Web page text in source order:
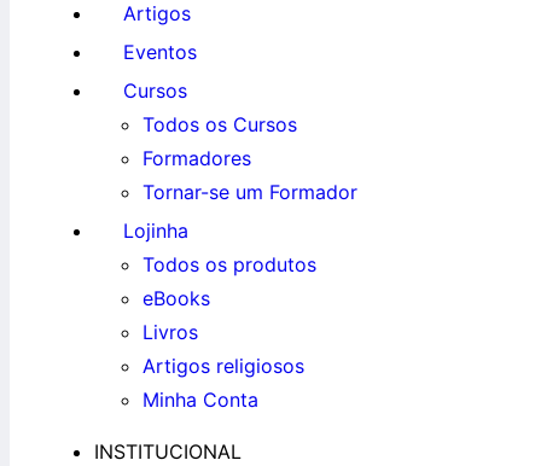
Artigos
Eventos
Cursos
Todos os Cursos
Formadores
Tornar-se um Formador
Lojinha
Todos os produtos
eBooks
Livros
Artigos religiosos
Minha Conta
INSTITUCIONAL